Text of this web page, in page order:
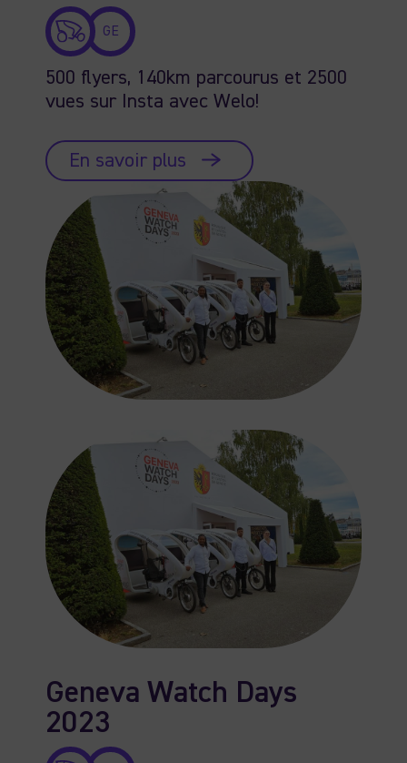
GE
500 flyers, 140km parcourus et 2500
vues sur Insta avec Welo!
En savoir plus
Geneva Watch Days
2023